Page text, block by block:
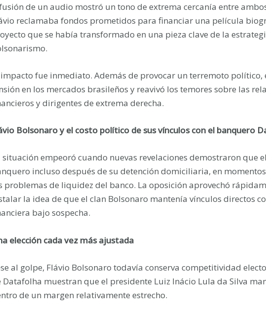
de un audio mostró un tono de extrema cercanía entre
reclamaba fondos prometidos para financiar una película
que se había transformado en una pieza clave de la
fue inmediato. Además de provocar un terremoto político,
en los mercados brasileños y reavivó los temores sobre las
y dirigentes de extrema derecha.
Bolsonaro y el costo político de sus vínculos con el banquero
situación empeoró cuando nuevas revelaciones demostraron que
incluso después de su detención domiciliaria, en
problemas de liquidez del banco. La oposición aprovechó
la idea de que el clan Bolsonaro mantenía vínculos directos
bajo sospecha.
elección cada vez más ajustada
al golpe, Flávio Bolsonaro todavía conserva competitividad
Datafolha muestran que el presidente Luiz Inácio Lula da Silva
de un margen relativamente estrecho.